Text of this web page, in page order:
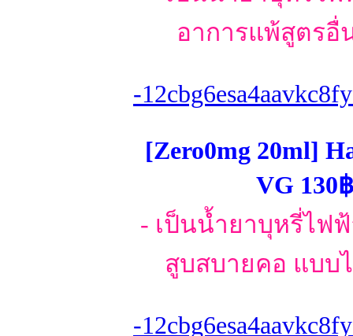
อาการแพ้สูตร
-
[Zero0mg 20ml]
VG
- เป็นน้ำยาบุหรี่ไฟ
สูบสบายคอ แบบ
-